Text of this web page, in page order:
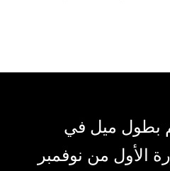
بطول ميل في
الأول من نوفمبر